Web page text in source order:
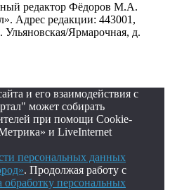
редактор Фёдоров М.А.
Адрес редакции: 443001,
Ульяновская/Ярмарочная, д.
и его взаимодействия с
может собирать
при помощи Cookie-
и LiveInternet
персональных данных
. Продолжая работу с
обработку персональных